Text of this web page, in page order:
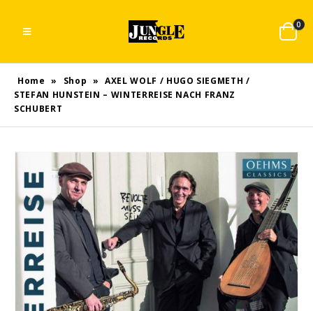
0
Home » Shop » AXEL WOLF / HUGO SIEGMETH /
STEFAN HUNSTEIN – WINTERREISE NACH FRANZ
SCHUBERT